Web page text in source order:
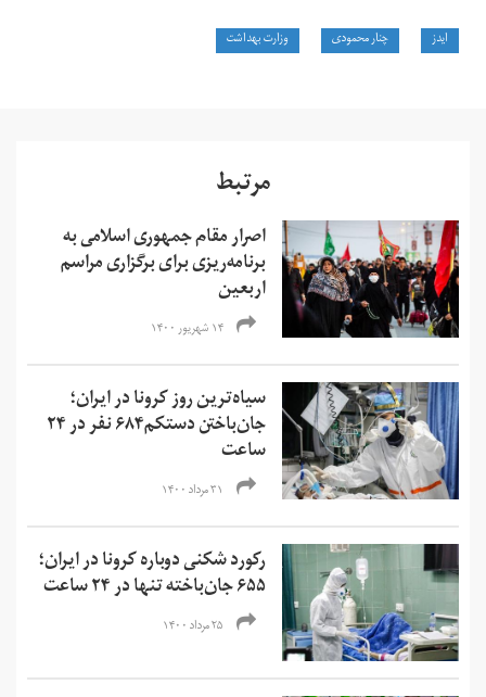
ایدز چنار محمودی وزارت بهداشت
مرتبط
اصرار مقام‌ جمهوری اسلامی به
برنامه‌ریزی برای برگزاری مراسم
اربعین
۱۴ شهریور ۱۴۰۰
سیاه‌ترین روز کرونا در ایران؛
جان‌باختن دستکم۶۸۴ نفر در ۲۴
ساعت
۳۱ مرداد ۱۴۰۰
رکورد شکنی دوباره کرونا در ایران؛
۶۵۵ جان‌باخته تنها در ۲۴ ساعت
۲۵ مرداد ۱۴۰۰